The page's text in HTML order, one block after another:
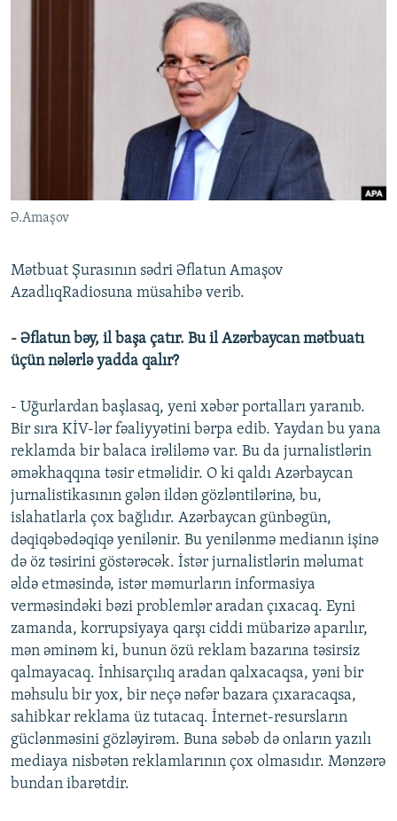
AZƏRBAYCAN ƏDƏBIYYATI KITABXANASI
İSLAM VƏ DEMOKRATIYA
İZ - MƏDƏNIYYƏT PROQRAMI
PEŞƏ ETIKASI VƏ JURNALISTIKA STANDARTLARIMIZ
MATERIALLARIMIZDAN ISTIFADƏ
AZADLIQRADIOSU MOBIL TELEFONUNUZDA
XƏBƏR BÜLLETENLƏRIMIZ
RFE/RL-in bütün saytları
Ə.Amaşov
Mətbuat Şurasının sədri Əflatun Amaşov
AzadlıqRadiosuna müsahibə verib.
- Əflatun bəy, il başa çatır. Bu il Azərbaycan mətbuatı
üçün nələrlə yadda qalır?
- Uğurlardan başlasaq, yeni xəbər portalları yaranıb.
Bir sıra KİV-lər fəaliyyətini bərpa edib. Yaydan bu yana
reklamda bir balaca irəliləmə var. Bu da jurnalistlərin
əməkhaqqına təsir etməlidir. O ki qaldı Azərbaycan
jurnalistikasının gələn ildən gözləntilərinə, bu,
islahatlarla çox bağlıdır. Azərbaycan günbəgün,
dəqiqəbədəqiqə yenilənir. Bu yenilənmə medianın işinə
də öz təsirini göstərəcək. İstər jurnalistlərin məlumat
əldə etməsində, istər məmurların informasiya
verməsindəki bəzi problemlər aradan çıxacaq. Eyni
zamanda, korrupsiyaya qarşı ciddi mübarizə aparılır,
mən əminəm ki, bunun özü reklam bazarına təsirsiz
qalmayacaq. İnhisarçılıq aradan qalxacaqsa, yəni bir
məhsulu bir yox, bir neçə nəfər bazara çıxaracaqsa,
sahibkar reklama üz tutacaq. İnternet-resursların
güclənməsini gözləyirəm. Buna səbəb də onların yazılı
mediaya nisbətən reklamlarının çox olmasıdır. Mənzərə
bundan ibarətdir.